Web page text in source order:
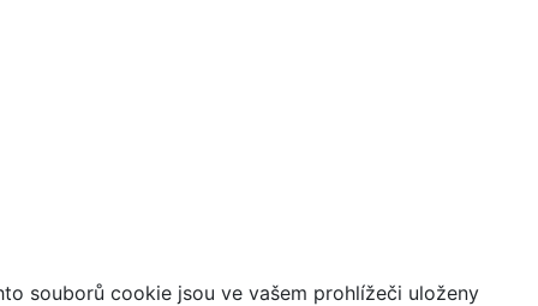
souborů cookie jsou ve vašem prohlížeči uloženy